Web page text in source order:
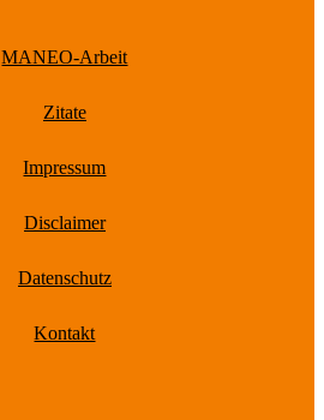
MANEO-Arbeit
Zitate
Impressum
Disclaimer
Datenschutz
Kontakt